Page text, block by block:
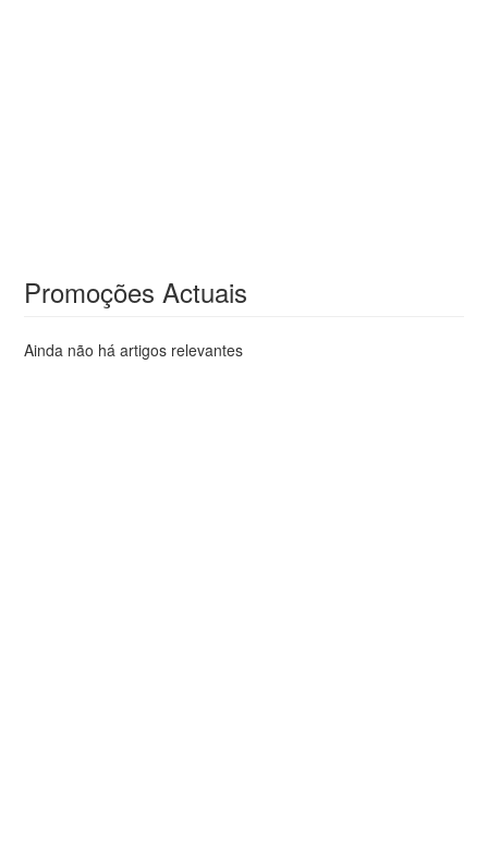
Promoções Actuais
Ainda não há artigos relevantes